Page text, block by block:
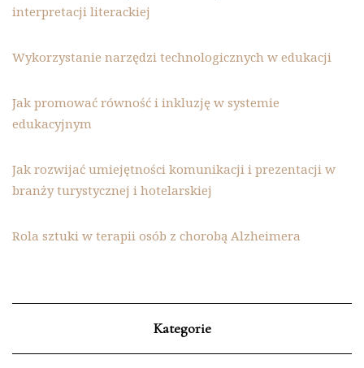
interpretacji literackiej
Wykorzystanie narzędzi technologicznych w edukacji
Jak promować równość i inkluzję w systemie
edukacyjnym
Jak rozwijać umiejętności komunikacji i prezentacji w
branży turystycznej i hotelarskiej
Rola sztuki w terapii osób z chorobą Alzheimera
Kategorie